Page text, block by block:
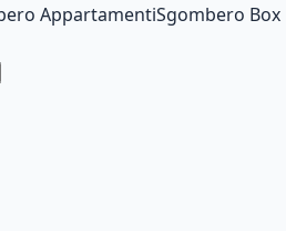
AppartamentiSgombero Box